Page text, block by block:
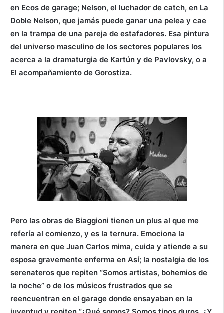
en Ecos de garage; Nelson, el luchador de catch, en La
Doble Nelson, que jamás puede ganar una pelea y cae
en la trampa de una pareja de estafadores. Esa pintura
del universo masculino de los sectores populares los
acerca a la dramaturgia de Kartún y de Pavlovsky, o a
El acompañamiento de Gorostiza.
Pero las obras de Biaggioni tienen un plus al que me
refería al comienzo, y es la ternura. Emociona la
manera en que Juan Carlos mima, cuida y atiende a su
esposa gravemente enferma en Así; la nostalgia de los
serenateros que repiten “Somos artistas, bohemios de
la noche” o de los músicos frustrados que se
reencuentran en el garage donde ensayaban en la